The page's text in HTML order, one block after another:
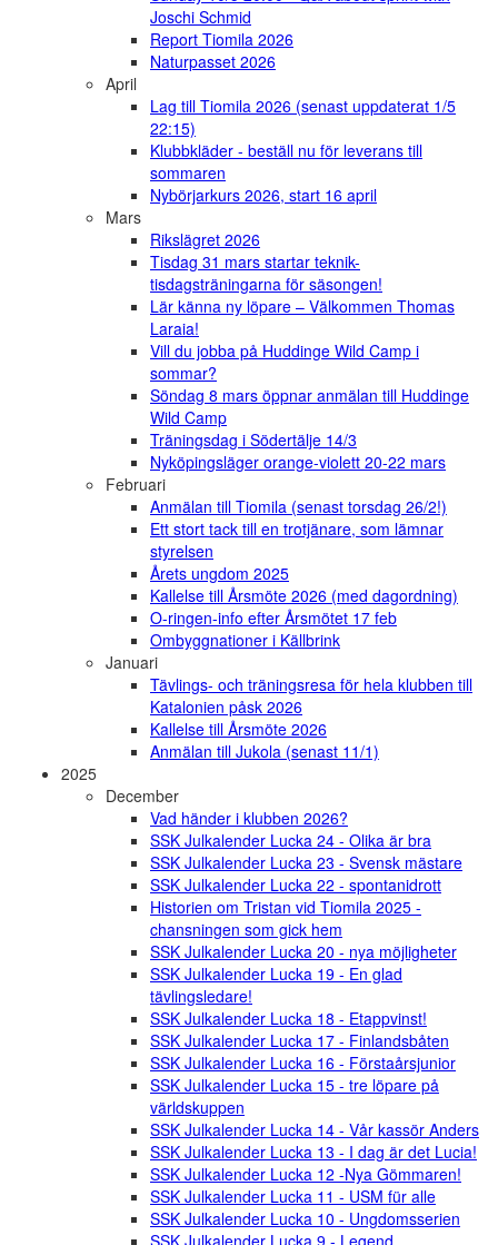
Joschi Schmid
Report Tiomila 2026
Naturpasset 2026
April
Lag till Tiomila 2026 (senast uppdaterat 1/5
22:15)
Klubbkläder - beställ nu för leverans till
sommaren
Nybörjarkurs 2026, start 16 april
Mars
Rikslägret 2026
Tisdag 31 mars startar teknik-
tisdagsträningarna för säsongen!
Lär känna ny löpare – Välkommen Thomas
Laraia!
Vill du jobba på Huddinge Wild Camp i
sommar?
Söndag 8 mars öppnar anmälan till Huddinge
Wild Camp
Träningsdag i Södertälje 14/3
Nyköpingsläger orange-violett 20-22 mars
Februari
Anmälan till Tiomila (senast torsdag 26/2!)
Ett stort tack till en trotjänare, som lämnar
styrelsen
Årets ungdom 2025
Kallelse till Årsmöte 2026 (med dagordning)
O-ringen-info efter Årsmötet 17 feb
Ombyggnationer i Källbrink
Januari
Tävlings- och träningsresa för hela klubben till
Katalonien påsk 2026
Kallelse till Årsmöte 2026
Anmälan till Jukola (senast 11/1)
2025
December
Vad händer i klubben 2026?
SSK Julkalender Lucka 24 - Olika är bra
SSK Julkalender Lucka 23 - Svensk mästare
SSK Julkalender Lucka 22 - spontanidrott
Historien om Tristan vid Tiomila 2025 -
chansningen som gick hem
SSK Julkalender Lucka 20 - nya möjligheter
SSK Julkalender Lucka 19 - En glad
tävlingsledare!
SSK Julkalender Lucka 18 - Etappvinst!
SSK Julkalender Lucka 17 - Finlandsbåten
SSK Julkalender Lucka 16 - Förstaårsjunior
SSK Julkalender Lucka 15 - tre löpare på
världskuppen
SSK Julkalender Lucka 14 - Vår kassör Anders
SSK Julkalender Lucka 13 - I dag är det Lucia!
SSK Julkalender Lucka 12 -Nya Gömmaren!
SSK Julkalender Lucka 11 - USM für alle
SSK Julkalender Lucka 10 - Ungdomsserien